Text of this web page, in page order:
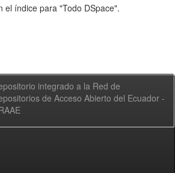
el índice para "Todo DSpace".
integrado a la Red de
de Acceso Abierto del Ecuador -